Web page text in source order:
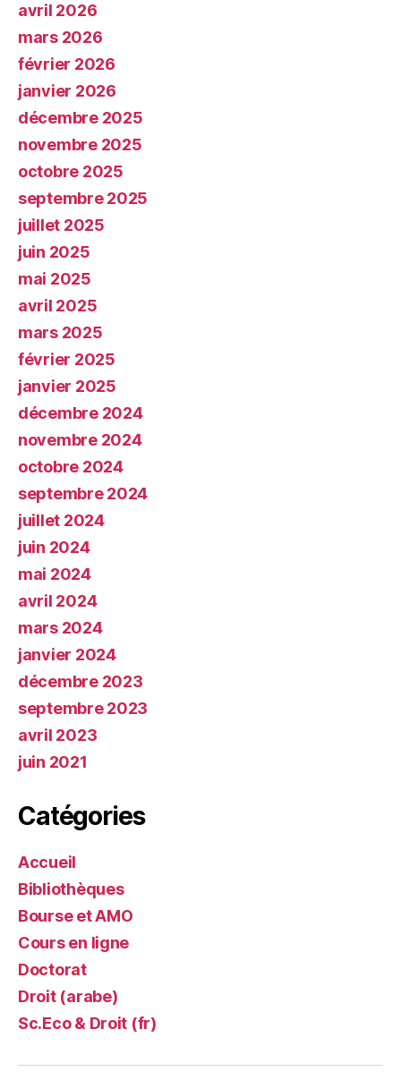
avril 2026
mars 2026
février 2026
janvier 2026
décembre 2025
novembre 2025
octobre 2025
septembre 2025
juillet 2025
juin 2025
mai 2025
avril 2025
mars 2025
février 2025
janvier 2025
décembre 2024
novembre 2024
octobre 2024
septembre 2024
juillet 2024
juin 2024
mai 2024
avril 2024
mars 2024
janvier 2024
décembre 2023
septembre 2023
avril 2023
juin 2021
Catégories
Accueil
Bibliothèques
Bourse et AMO
Cours en ligne
Doctorat
Droit (arabe)
Sc.Eco & Droit (fr)